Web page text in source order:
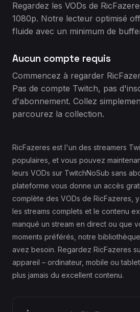
Regardez les VODs de
1080p. Notre lecteur optimisé
fluide avec un minimum de
Aucun compte requis
Commencez à regarder
Pas de compte Twitch, pas
d'abonnement. Collez
parcourez la collection.
RicFazeres est l'un des streamers
populaires, et vous pouvez
leurs VODs sur TwitchNoSub sans
plateforme vous donne un accès
complète des VODs de RicFazeres,
les streams complets et le contenu
manqué un stream en direct ou que
moments préférés, notre
avez besoin. Regardez RicFazeres
appareil – ordinateur, mobile ou
plus jamais du excellent contenu.